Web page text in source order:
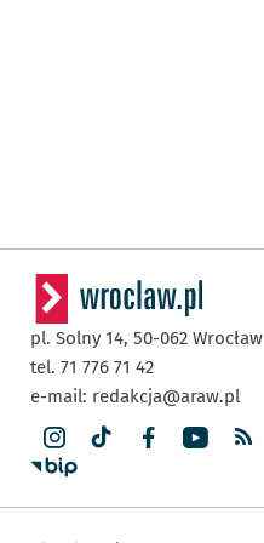
pl. Solny 14, 50-062 Wrocław
tel. 71 776 71 42
e-mail: redakcja@araw.pl